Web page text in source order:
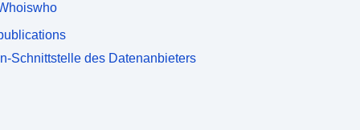
Schnittstelle des Datenanbieters